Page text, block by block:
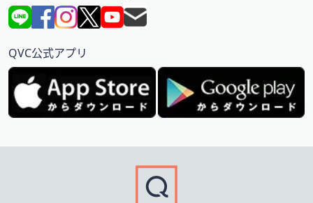
QVC公式アプリ